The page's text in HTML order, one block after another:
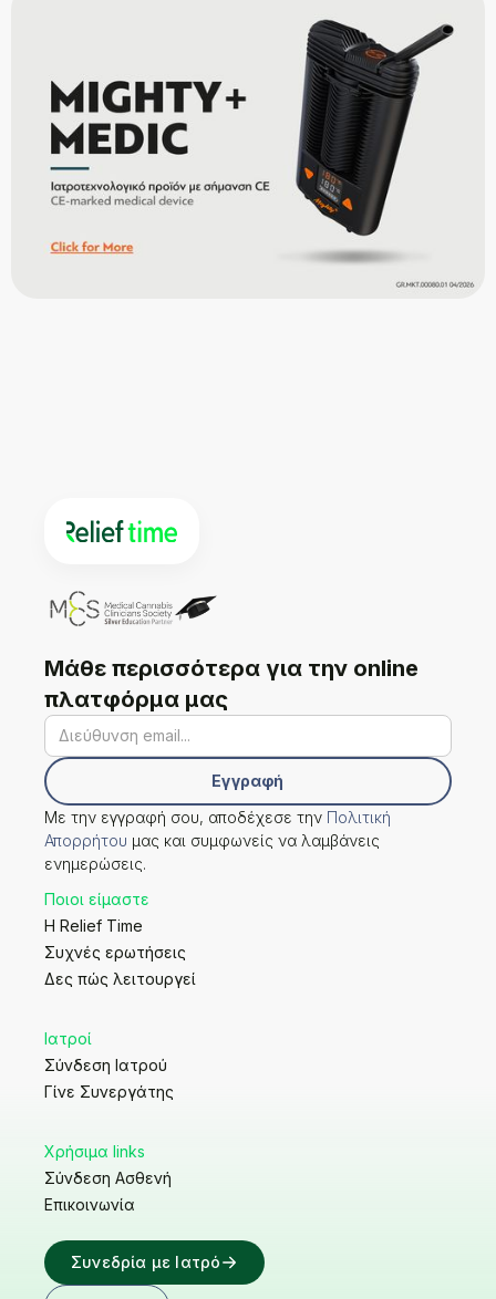
Ποιοι είμαστε
Η Relief Time
Συχνές ερωτήσεις
Δες πώς λειτουργεί
Ιατροί
Σύνδεση Ιατρού
Γίνε Συνεργάτης
Χρήσιμα links
Σύνδεση Ασθενή
Επικοινωνία
Συνεδρία με Ιατρό
Μάθε περισσότερα για την online
πλατφόρμα μας
Με την εγγραφή σου, αποδέχεσε την Πολιτική
Απορρήτου μας και συμφωνείς να λαμβάνεις
ενημερώσεις.